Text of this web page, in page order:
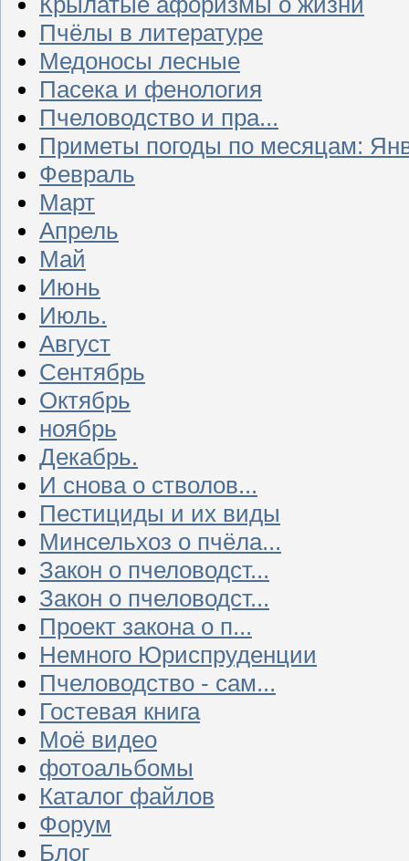
Пчёлы в литературе
Медоносы лесные
Пасека и фенология
Пчеловодство и пра...
Приметы погоды по месяцам:
Февраль
Март
Апрель
Май
Июнь
Июль.
Август
Сентябрь
Октябрь
ноябрь
Декабрь.
И снова о стволов...
Пестициды и их виды
Минсельхоз о пчёла...
Закон о пчеловодст...
Закон о пчеловодст...
Проект закона о п...
Немного Юриспруденции
Пчеловодство - сам...
Гостевая книга
Моё видео
фотоальбомы
Каталог файлов
Форум
Блог